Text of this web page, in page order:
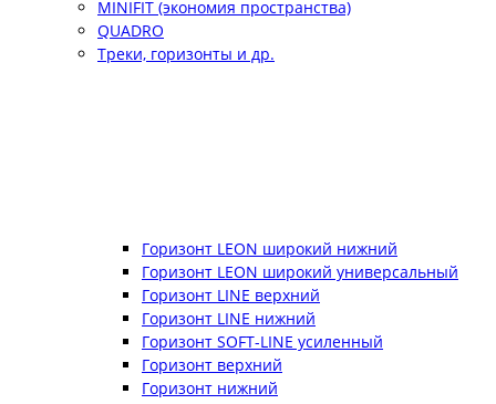
MINIFIT (экономия пространства)
QUADRO
Треки, горизонты и др.
Горизонт LEON широкий нижний
Горизонт LEON широкий универсальный
Горизонт LINE верхний
Горизонт LINE нижний
Горизонт SOFT-LINE усиленный
Горизонт верхний
Горизонт нижний